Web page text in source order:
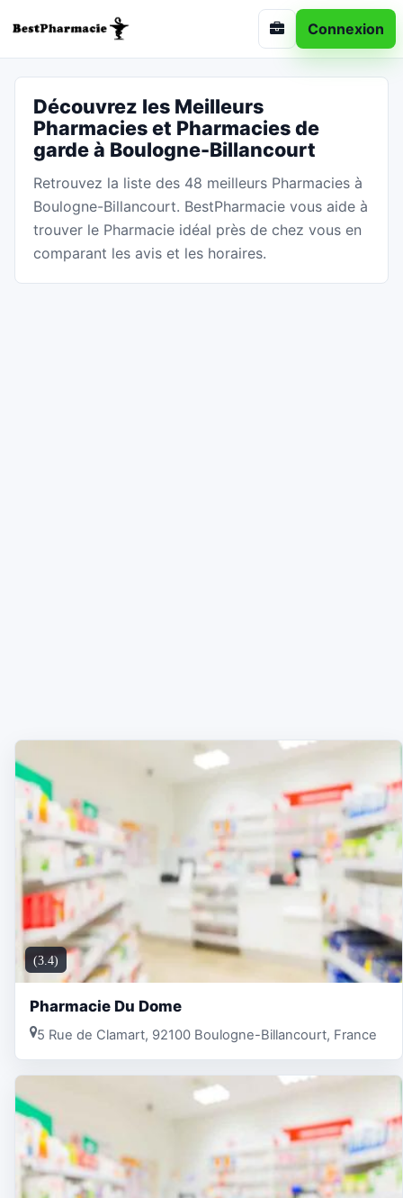
Connexion
Découvrez les Meilleurs
Pharmacies et Pharmacies de
garde à Boulogne-Billancourt
Retrouvez la liste des 48 meilleurs Pharmacies à
Boulogne-Billancourt. BestPharmacie vous aide à
trouver le Pharmacie idéal près de chez vous en
comparant les avis et les horaires.
(3.4)
Pharmacie Du Dome
5 Rue de Clamart, 92100 Boulogne-Billancourt, France